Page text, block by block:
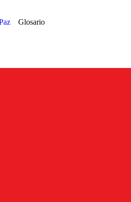
Glosario